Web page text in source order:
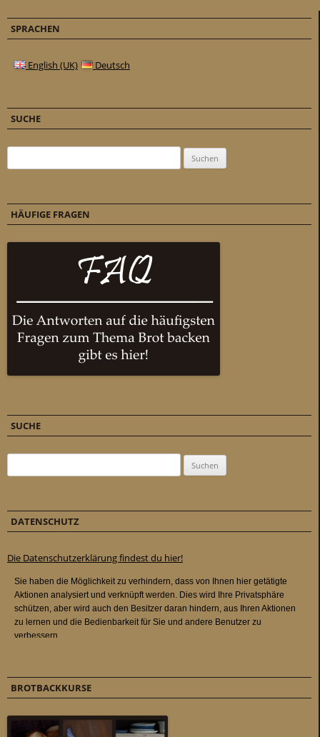
SPRACHEN
English (UK) Deutsch
SUCHE
HÄUFIGE FRAGEN
SUCHE
DATENSCHUTZ
Die Datenschutzerklärung findest du hier!
BROTBACKKURSE